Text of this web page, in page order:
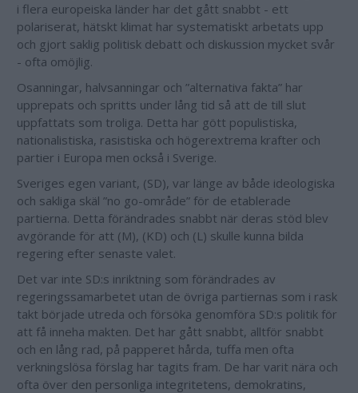
i flera europeiska länder har det gått snabbt - ett
polariserat, hätskt klimat har systematiskt arbetats upp
och gjort saklig politisk debatt och diskussion mycket svår
- ofta omöjlig.
Osanningar, halvsanningar och ”alternativa fakta” har
upprepats och spritts under lång tid så att de till slut
uppfattats som troliga. Detta har gött populistiska,
nationalistiska, rasistiska och högerextrema krafter och
partier i Europa men också i Sverige.
Sveriges egen variant, (SD), var länge av både ideologiska
och sakliga skäl ”no go-område” för de etablerade
partierna. Detta förändrades snabbt när deras stöd blev
avgörande för att (M), (KD) och (L) skulle kunna bilda
regering efter senaste valet.
Det var inte SD:s inriktning som förändrades av
regeringssamarbetet utan de övriga partiernas som i rask
takt började utreda och försöka genomföra SD:s politik för
att få inneha makten. Det har gått snabbt, alltför snabbt
och en lång rad, på papperet hårda, tuffa men ofta
verkningslösa förslag har tagits fram. De har varit nära och
ofta över den personliga integritetens, demokratins,